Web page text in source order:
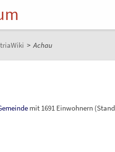
> Achau
mit 1691Einwohnern (Stand